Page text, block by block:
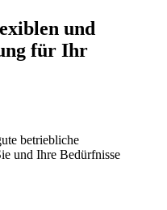
und
für Ihr
betriebliche
und Ihre Bedürfnisse